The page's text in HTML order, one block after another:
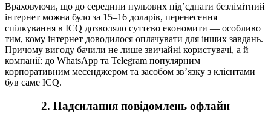
Враховуючи, що до середини нульових під’єднати безлімітний
інтернет можна було за 15–16 доларів, перенесення
спілкування в ICQ дозволяло суттєво економити — особливо
тим, кому інтернет доводилося оплачувати для інших завдань.
Причому вигоду бачили не лише звичайні користувачі, а й
компанії: до WhatsApp та Telegram популярним
корпоративним месенджером та засобом зв’язку з клієнтами
був саме ICQ.
2. Надсилання повідомлень офлайн